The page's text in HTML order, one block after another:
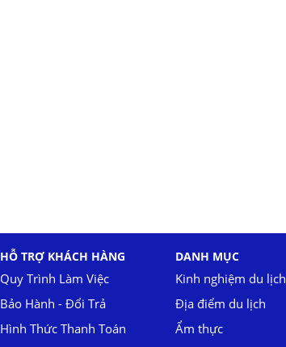
HỖ TRỢ KHÁCH HÀNG
Quy Trình Làm Việc
Bảo Hành - Đổi Trả
Hình Thức Thanh Toán
DANH MỤC
Kinh nghiệm du lịch
Địa điểm du lịch
Ẩm thực